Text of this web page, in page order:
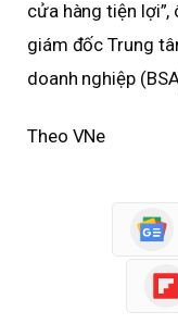
cửa hàng tiện lợi”,
giám đốc Trung
doanh nghiệp
Theo VNe